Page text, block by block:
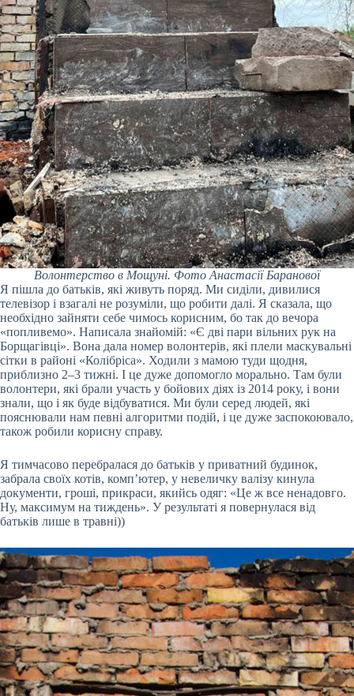
Волонтерство в Мощуні. Фото Анастасії Баранової
Я пішла до батьків, які живуть поряд. Ми сиділи, дивилися
телевізор і взагалі не розуміли, що робити далі. Я сказала, що
необхідно зайняти себе чимось корисним, бо так до вечора
«попливемо». Написала знайомій: «Є дві пари вільних рук на
Борщагівці». Вона дала номер волонтерів, які плели маскувальні
сітки в районі «Колібріса». Ходили з мамою туди щодня,
приблизно 2–3 тижні. І це дуже допомогло морально. Там були
волонтери, які брали участь у бойових діях із 2014 року, і вони
знали, що і як буде відбуватися. Ми були серед людей, які
пояснювали нам певні алгоритми подій, і це дуже заспокоювало,
також робили корисну справу.
Я тимчасово перебралася до батьків у приватний будинок,
забрала своїх котів, комп’ютер, у невеличку валізу кинула
документи, гроші, прикраси, якийсь одяг: «Це ж все ненадовго.
Ну, максимум на тиждень». У результаті я повернулася від
батьків лише в травні))